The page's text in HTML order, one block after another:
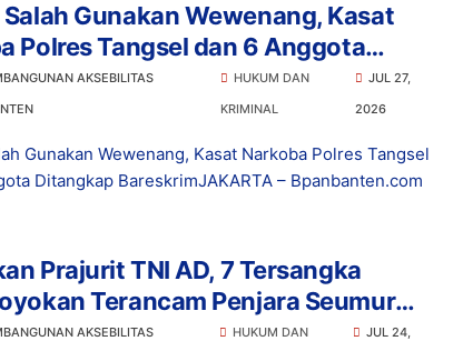
Gunakan Wewenang, Kasat
Polres Tangsel dan 6 Anggota
Bareskrim
AKSEBILITAS
HUKUM DAN
KRIMINAL
JUL 27,
2026
Gunakan Wewenang, Kasat Narkoba Polres Tangsel
Ditangkap BareskrimJAKARTA – Bpanbanten.com
Prajurit TNI AD, 7 Tersangka
Terancam Penjara Seumur
AKSEBILITAS
HUKUM DAN
JUL 24,